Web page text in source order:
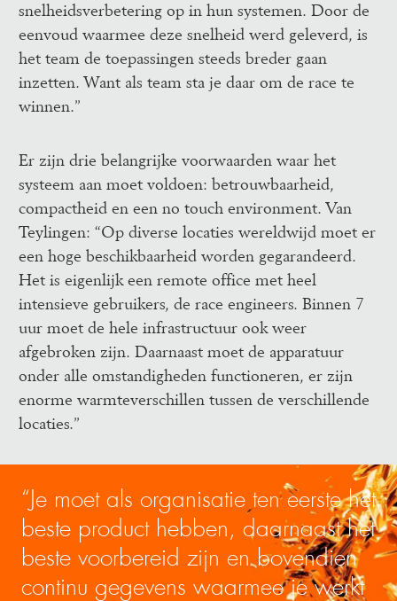
snelheidsverbetering op in hun systemen. Door de
eenvoud waarmee deze snelheid werd geleverd, is
het team de toepassingen steeds breder gaan
inzetten. Want als team sta je daar om de race te
winnen.”
Er zijn drie belangrijke voorwaarden waar het
systeem aan moet voldoen: betrouwbaarheid,
compactheid en een no touch environment. Van
Teylingen: “Op diverse locaties wereldwijd moet er
een hoge beschikbaarheid worden gegarandeerd.
Het is eigenlijk een remote office met heel
intensieve gebruikers, de race engineers. Binnen 7
uur moet de hele infrastructuur ook weer
afgebroken zijn. Daarnaast moet de apparatuur
onder alle omstandigheden functioneren, er zijn
enorme warmteverschillen tussen de verschillende
locaties.”
“Je moet als organisatie ten eerste het
beste product hebben, daarnaast het
beste voorbereid zijn en bovendien
continu gegevens waarmee je werkt